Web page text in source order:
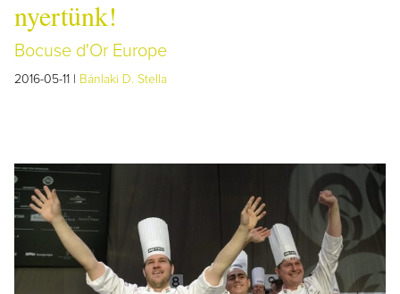
nyertünk!
Bocuse d'Or Europe
2016-05-11 | Bánlaki D. Stella